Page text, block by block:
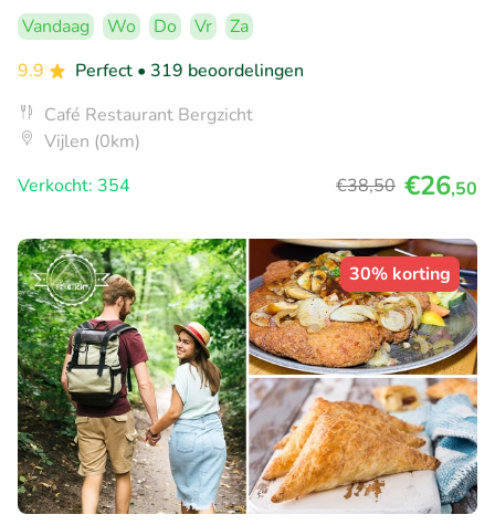
Vandaag Wo Do Vr
Za
9.9
Perfect • 319 beoordelingen
Café Restaurant Bergzicht
Vijlen (0km)
Verkocht: 354
€38,50 €26,50
30% korting